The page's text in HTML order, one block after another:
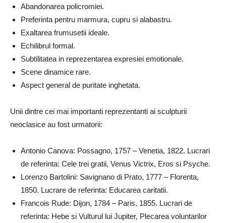
Abandonarea policromiei.
Preferinta pentru marmura, cupru si alabastru.
Exaltarea frumusetii ideale.
Echilibrul formal.
Subtilitatea in reprezentarea expresiei emotionale.
Scene dinamice rare.
Aspect general de puritate inghetata.
Unii dintre cei mai importanti reprezentanti ai sculpturii
neoclasice au fost urmatorii:
Antonio Canova: Possagno, 1757 – Venetia, 1822. Lucrari
de referinta: Cele trei gratii, Venus Victrix, Eros si Psyche.
Lorenzo Bartolini: Savignano di Prato, 1777 – Florenta,
1850. Lucrare de referinta: Educarea caritatii.
Francois Rude: Dijon, 1784 – Paris, 1855. Lucrari de
referinta: Hebe si Vulturul lui Jupiter, Plecarea voluntarilor